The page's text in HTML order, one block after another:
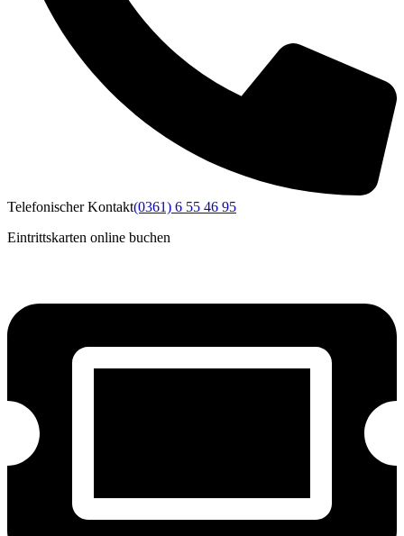
Telefonischer Kontakt(0361) 6 55 46 95
Eintrittskarten online buchen